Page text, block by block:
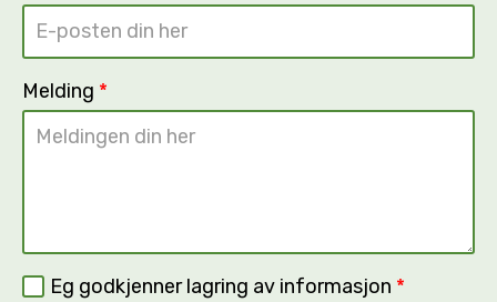
Melding *
Eg godkjenner lagring av informasjon *